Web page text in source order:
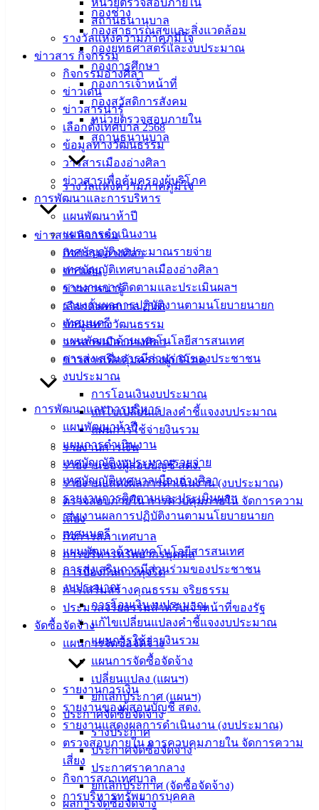
หน่วยตรวจสอบภายใน
สถานธนานุบาล
รางวัลแห่งความภาคภูมิใจ
ข่าวสาร กิจกรรม
กิจกรรมอ่างศิลา
ข่าวเด่น
ข่าวสารน่ารู้
เลือกตั้งเทศบาล 2568
ข้อมูลทางวัฒนธรรม
วารสารเมืองอ่างศิลา
ข่าวสารเพื่อคุ้มครองผู้บริโภค
การพัฒนาและการบริหาร
แผนพัฒนาห้าปี
แผนการดำเนินงาน
เทศบัญญัติงบประมาณรายจ่าย
เทศบัญญัติเทศบาลเมืองอ่างศิลา
รายงานการติดตามและประเมินผลฯ
รายงานผลการปฏิบัติงานตามนโยบายนายก
เทศมนตรี
แผนพัฒนาด้านเทคโนโลยีสารสนเทศ
การส่งเสริมการมีส่วนร่วมของประชาชน
งบประมาณ
การโอนเงินงบประมาณ
แก้ไขเปลี่ยนแปลงคำชี้แจงงบประมาณ
แผนการใช้จ่ายงินรวม
รายงานการเงิน
รายงานของผู้สอบบัญชี สตง.
รายงานแสดงผลการดำเนินงาน (งบประมาณ)
ตรวจสอบภายใน การควบคุมภายใน จัดการความ
เสี่ยง
กิจการสภาเทศบาล
การบริหารทรัพยากรบุคคล
การป้องกันการทุจริต
การเสริมสร้างคุณธรรม จริยธรรม
ประมวลจริยธรรมสำหรับเจ้าหน้าที่ของรัฐ
จัดซื้อจัดจ้าง
แผนการจัดซื้อจัดจ้าง
แผนการจัดซื้อจัดจ้าง
เปลี่ยนแปลง (แผนฯ)
ยกเลิกประกาศ (แผนฯ)
ประกาศจัดซื้อจัดจ้าง
ร่างประกาศ
ประกาศจัดซื้อจัดจ้าง
ประกาศราคากลาง
ยกเลิกประกาศ (จัดซื้อจัดจ้าง)
ผลการจัดซื้อจัดจ้าง
กองช่าง
กองสาธารณสุขและสิ่งแวดล้อม
กองยุทธศาสตร์และงบประมาณ
กองการศึกษา
กองการเจ้าหน้าที่
กองสวัสดิการสังคม
หน่วยตรวจสอบภายใน
สถานธนานุบาล
รางวัลแห่งความภาคภูมิใจ
ข่าวสาร กิจกรรม
กิจกรรมอ่างศิลา
ข่าวเด่น
ข่าวสารน่ารู้
เลือกตั้งเทศบาล 2568
ข้อมูลทางวัฒนธรรม
วารสารเมืองอ่างศิลา
ข่าวสารเพื่อคุ้มครองผู้บริโภค
การพัฒนาและการบริหาร
แผนพัฒนาห้าปี
แผนการดำเนินงาน
เทศบัญญัติงบประมาณรายจ่าย
เทศบัญญัติเทศบาลเมืองอ่างศิลา
รายงานการติดตามและประเมินผลฯ
รายงานผลการปฏิบัติงานตามนโยบายนายก
เทศมนตรี
แผนพัฒนาด้านเทคโนโลยีสารสนเทศ
การส่งเสริมการมีส่วนร่วมของประชาชน
งบประมาณ
การโอนเงินงบประมาณ
แก้ไขเปลี่ยนแปลงคำชี้แจงงบประมาณ
แผนการใช้จ่ายงินรวม
รายงานการเงิน
รายงานของผู้สอบบัญชี สตง.
รายงานแสดงผลการดำเนินงาน (งบประมาณ)
ตรวจสอบภายใน การควบคุมภายใน จัดการความ
เสี่ยง
กิจการสภาเทศบาล
การบริหารทรัพยากรบุคคล
อ.เมือง จ.ชลบุรี
142-100-104
บริการ
ประชาชน
ดาวน์โหลด
แบบ
ฟอร์ม,
เอกสาร
คู่มือ
สำหรับ
ประชาชน/
คู่มือการ
ปฏิบัติ
งาน
ข่าวสาร
น่ารู้
ข้อมูล
ข่าวสาร
อิเล็กทรอนิกส์
องค์
ความรู้
(Knowledge
Management)
เทศบาล
สายตรง
นายก
ประวัติ
เทศบาล
หัวหน้า
ราชการ
เทศบาล